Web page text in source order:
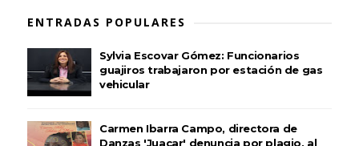
ENTRADAS POPULARES
Sylvia Escovar Gómez: Funcionarios
guajiros trabajaron por estación de gas
vehicular
Carmen Ibarra Campo, directora de
Danzas 'Juacar' denuncia por plagio, al